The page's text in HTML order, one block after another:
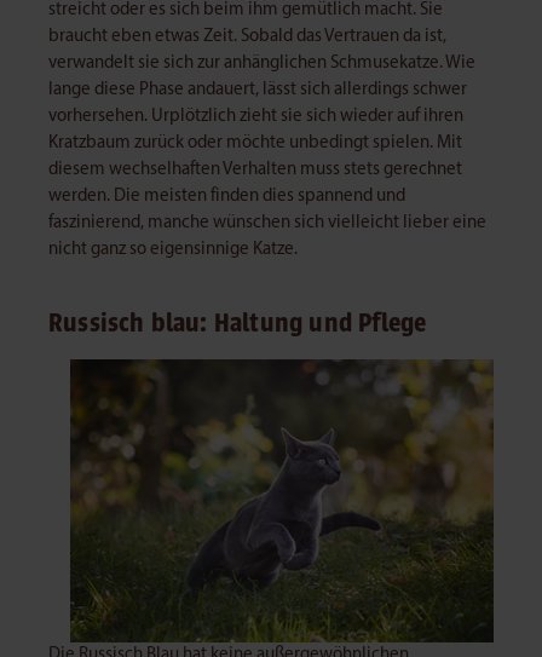
streicht oder es sich beim ihm gemütlich macht. Sie
braucht eben etwas Zeit. Sobald das Vertrauen da ist,
verwandelt sie sich zur anhänglichen Schmusekatze. Wie
lange diese Phase andauert, lässt sich allerdings schwer
vorhersehen. Urplötzlich zieht sie sich wieder auf ihren
Kratzbaum zurück oder möchte unbedingt spielen. Mit
diesem wechselhaften Verhalten muss stets gerechnet
werden. Die meisten finden dies spannend und
faszinierend, manche wünschen sich vielleicht lieber eine
nicht ganz so eigensinnige Katze.
Russisch blau: Haltung und Pflege